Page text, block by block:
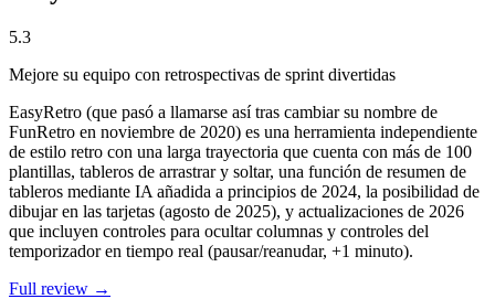
5.3
Mejore su equipo con retrospectivas de sprint divertidas
EasyRetro (que pasó a llamarse así tras cambiar su nombre de
FunRetro en noviembre de 2020) es una herramienta independiente
de estilo retro con una larga trayectoria que cuenta con más de 100
plantillas, tableros de arrastrar y soltar, una función de resumen de
tableros mediante IA añadida a principios de 2024, la posibilidad de
dibujar en las tarjetas (agosto de 2025), y actualizaciones de 2026
que incluyen controles para ocultar columnas y controles del
temporizador en tiempo real (pausar/reanudar, +1 minuto).
Full review →